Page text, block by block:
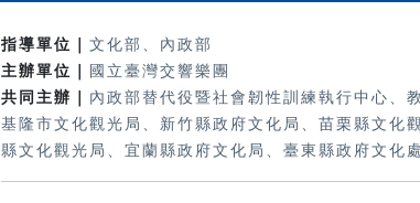
指導單位｜ 文化部、內政部
主辦單位｜
國立臺灣交響樂團
共同主辦｜ 內政部替代役暨社會韌性訓練執行中心、
基隆市文化觀光局、新竹縣政府文化局、苗栗縣文化
縣文化觀光局、宜蘭縣政府文化局、臺東縣政府文化